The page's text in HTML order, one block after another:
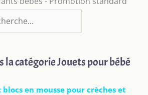
la catégorie Jouets pour bébé
blocs en mousse pour crèches et